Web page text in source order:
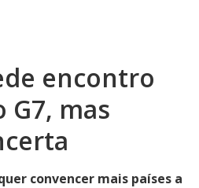
encontro
G7, mas
convencer mais países a